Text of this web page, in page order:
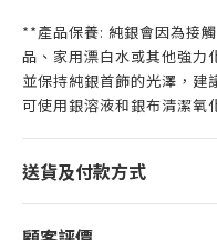
**產品保養: 純銀會因為接
品、家用漂白水或其他強力
並保持純銀首飾的光澤，建
可使用銀溶液和銀布清潔氧
送貨及付款方式